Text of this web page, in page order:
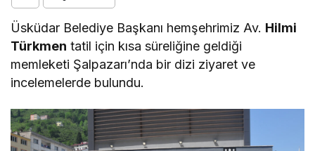
Üsküdar Belediye Başkanı hemşehrimiz Av. Hilmi
Türkmen tatil için kısa süreliğine geldiği
memleketi Şalpazarı’nda bir dizi ziyaret ve
incelemelerde bulundu.